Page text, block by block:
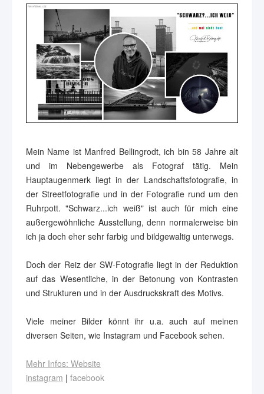
Mein Name ist Manfred Bellingrodt, ich bin 58 Jahre alt
und im Nebengewerbe als Fotograf tätig. Mein
Hauptaugenmerk liegt in der Landschaftsfotografie, in
der Streetfotografie und in der Fotografie rund um den
Ruhrpott. "Schwarz...ich weiß" ist auch für mich eine
außergewöhnliche Ausstellung, denn normalerweise bin
ich ja doch eher sehr farbig und bildgewaltig unterwegs.
Doch der Reiz der SW-Fotografie liegt in der Reduktion
auf das Wesentliche, in der Betonung von Kontrasten
und Strukturen und in der Ausdruckskraft des Motivs.
Viele meiner Bilder könnt ihr u.a. auch auf meinen
diversen Seiten, wie Instagram und Facebook sehen.
Mehr Infos: Website
instagram | facebook